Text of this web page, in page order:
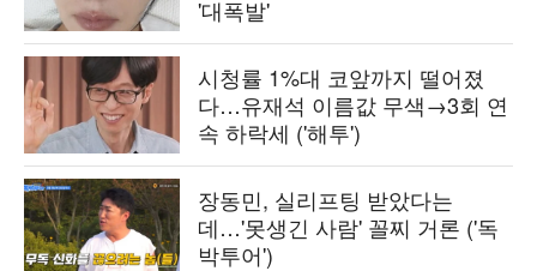
'대폭발'
시청률 1%대 코앞까지 떨어졌
다…유재석 이름값 무색→3회 연
속 하락세 ('해투')
장동민, 실리프팅 받았다는
데…'못생긴 사람' 꼴찌 거론 ('독
박투어')